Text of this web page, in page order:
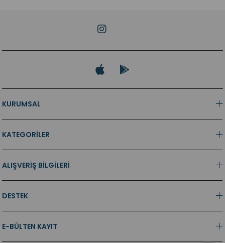
KURUMSAL
KATEGORİLER
ALIŞVERİŞ BİLGİLERİ
DESTEK
E-BÜLTEN KAYIT